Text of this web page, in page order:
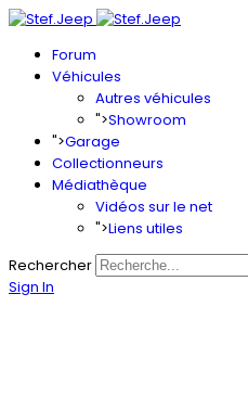
Forum
Véhicules
Autres véhicules
">Showroom
">Garage
Collectionneurs
Médiathèque
Vidéos sur le net
">Liens utiles
Rechercher
Sign In